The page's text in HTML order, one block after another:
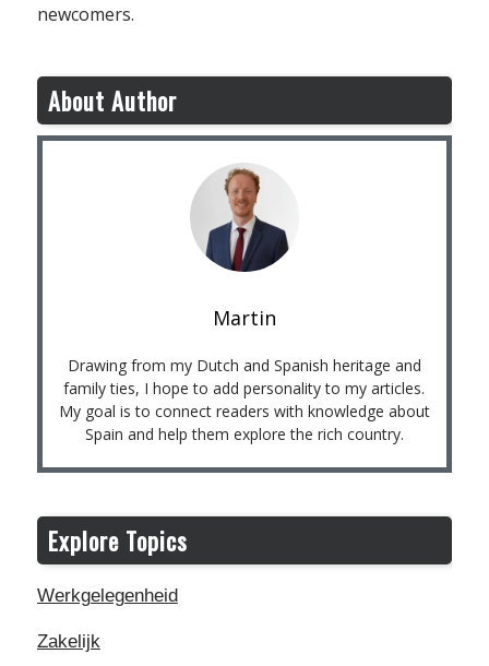
newcomers.
About Author
Martin
Drawing from my Dutch and Spanish heritage and
family ties, I hope to add personality to my articles.
My goal is to connect readers with knowledge about
Spain and help them explore the rich country.
Explore Topics
Werkgelegenheid
Zakelijk